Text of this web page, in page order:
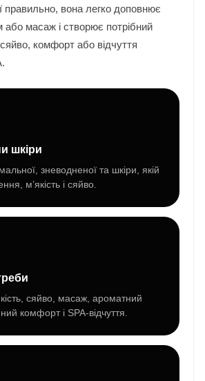
правильно, вона легко доповнює
масаж і створює потрібний
комфорт або відчуття
шкіри
зневодненої та шкіри, якій
м’якість і сяйво.
сяйво, масаж, ароматний
комфорт і SPA-відчуття.